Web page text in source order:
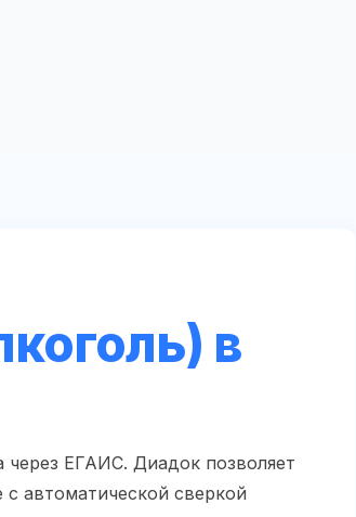
в
через ЕГАИС. Диадок позволяет
автоматической сверкой